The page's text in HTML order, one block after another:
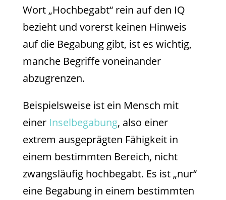
Wort „Hochbegabt“ rein auf den IQ
bezieht und vorerst keinen Hinweis
auf die Begabung gibt, ist es wichtig,
manche Begriffe voneinander
abzugrenzen.
Beispielsweise ist ein Mensch mit
einer Inselbegabung, also einer
extrem ausgeprägten Fähigkeit in
einem bestimmten Bereich, nicht
zwangsläufig hochbegabt. Es ist „nur“
eine Begabung in einem bestimmten